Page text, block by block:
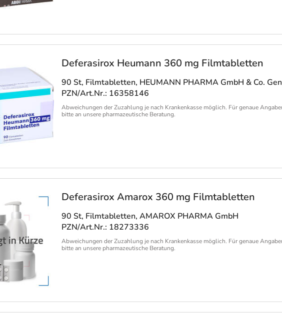
Deferasirox Heumann 360 mg Filmtabletten
90 St, Filmtabletten, HEUMANN PHARMA GmbH & Co.
PZN/Art.Nr.: 16358146
Abweichungen der Zuzahlung je nach Krankenkasse möglich. Für genaue
bitte an unsere pharmazeutische Beratung.
Deferasirox Amarox 360 mg Filmtabletten
90 St, Filmtabletten, AMAROX PHARMA GmbH
PZN/Art.Nr.: 18273336
Abweichungen der Zuzahlung je nach Krankenkasse möglich. Für genaue
bitte an unsere pharmazeutische Beratung.